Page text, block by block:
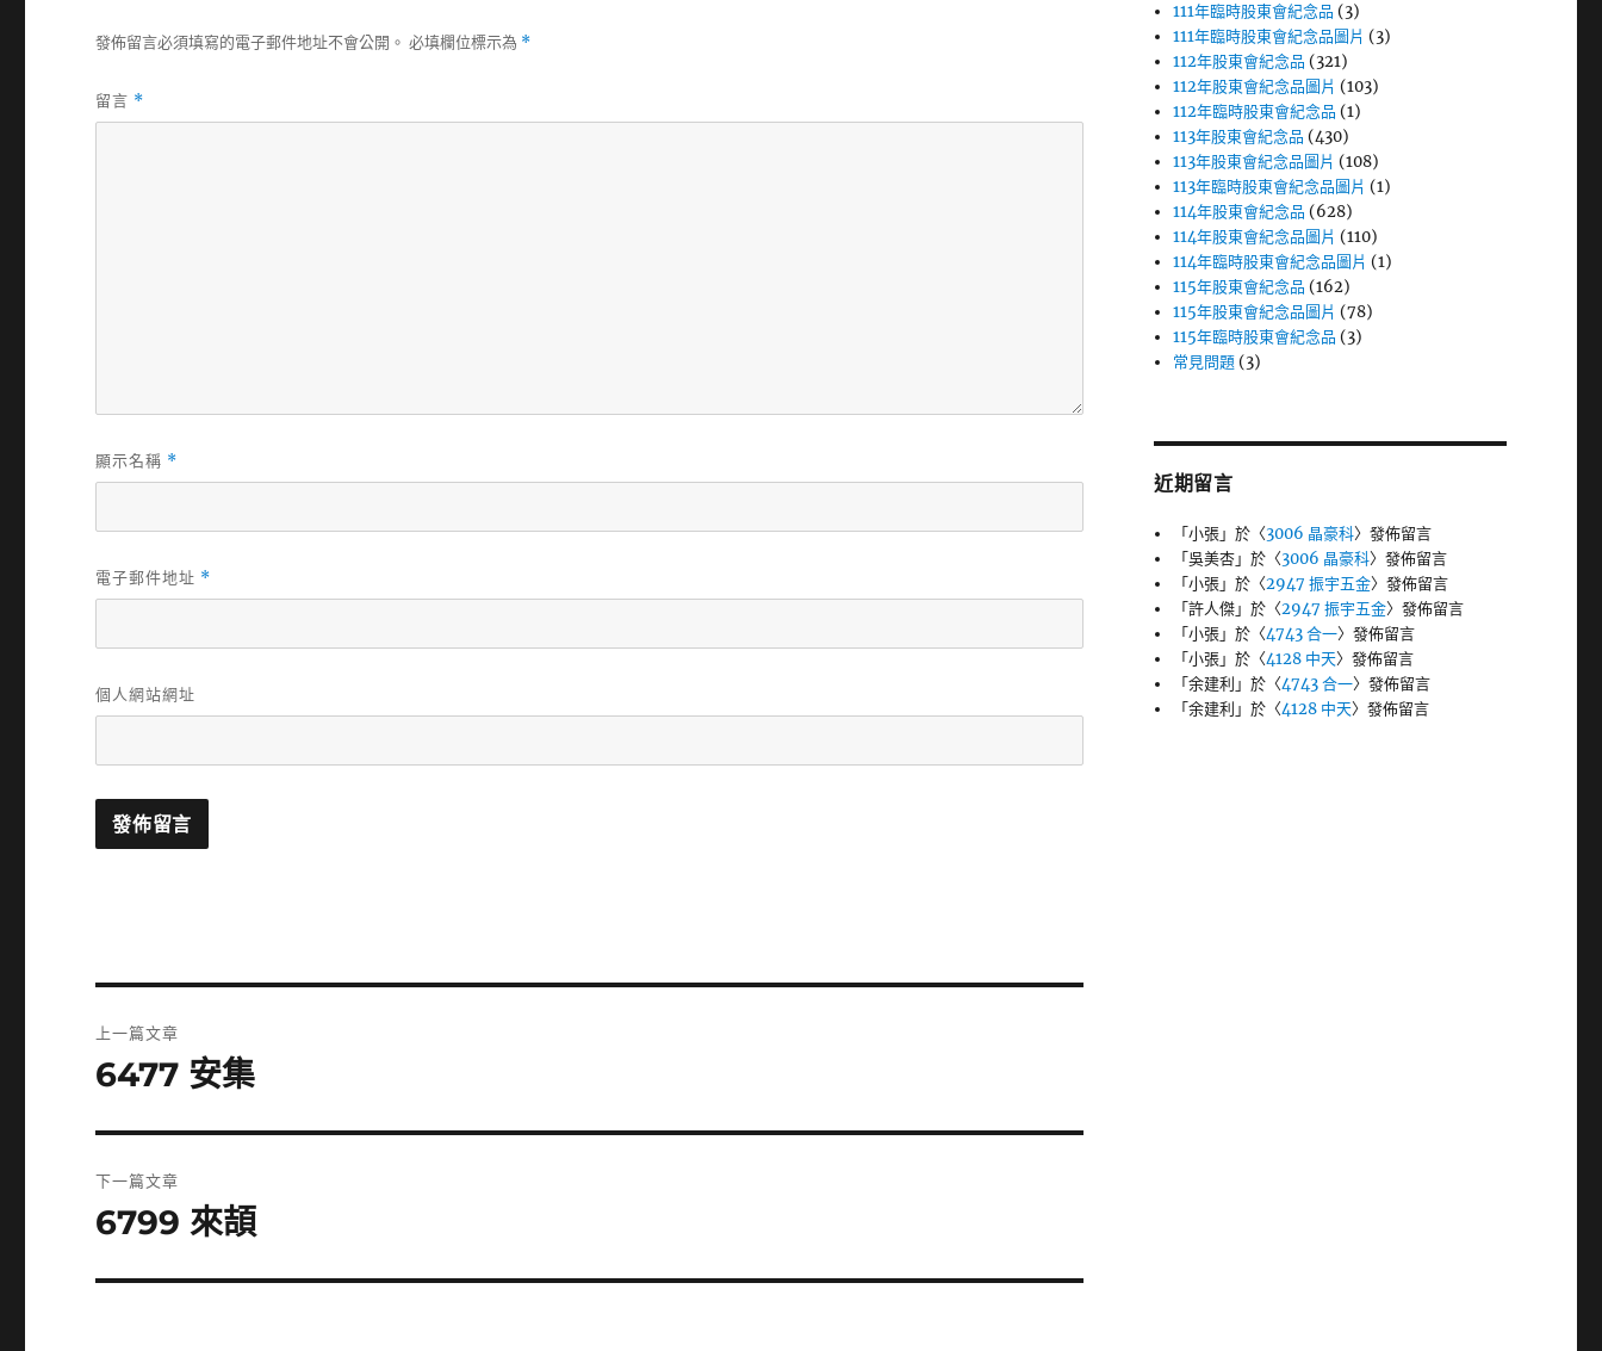
發佈留言必須填寫的電子郵件地址不會公開。 必填欄位標示為 *
留言 *
顯示名稱 *
電子郵件地址 *
個人網站網址
章
上一篇文章
上
篇
文
6477 安集
下一篇文章
下
篇
6799 來頡
111年臨時股東會紀念品 (3)
111年臨時股東會紀念品圖片 (3)
112年股東會紀念品 (321)
112年股東會紀念品圖片 (103)
112年臨時股東會紀念品 (1)
113年股東會紀念品 (430)
113年股東會紀念品圖片 (108)
113年臨時股東會紀念品圖片 (1)
114年股東會紀念品 (628)
114年股東會紀念品圖片 (110)
114年臨時股東會紀念品圖片 (1)
115年股東會紀念品 (162)
115年股東會紀念品圖片 (78)
115年臨時股東會紀念品 (3)
常見問題 (3)
近期留言
「小張」於〈3006 晶豪科〉發佈留言
「吳美杏」於〈3006 晶豪科〉發佈留言
「小張」於〈2947 振宇五金〉發佈留言
「許人傑」於〈2947 振宇五金〉發佈留言
「小張」於〈4743 合一〉發佈留言
「小張」於〈4128 中天〉發佈留言
「余建利 」於〈4743 合一〉發佈留言
「余建利 」於〈4128 中天〉發佈留言